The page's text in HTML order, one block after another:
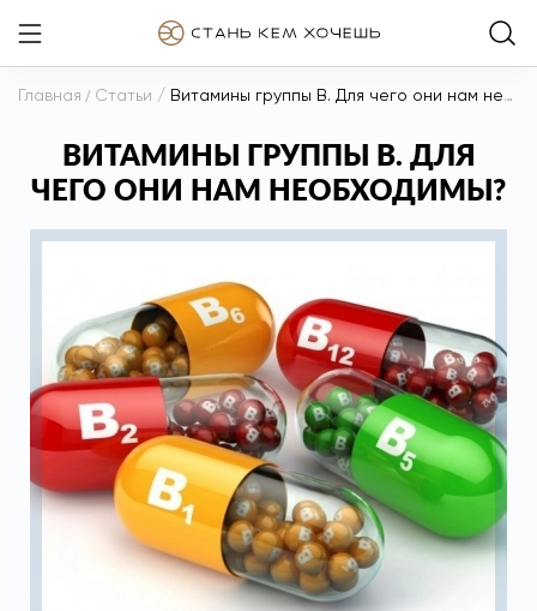
Главная / Статьи / Витамины группы В. Для чего они нам необходимы?
ВИТАМИНЫ ГРУППЫ В. ДЛЯ
ЧЕГО ОНИ НАМ НЕОБХОДИМЫ?